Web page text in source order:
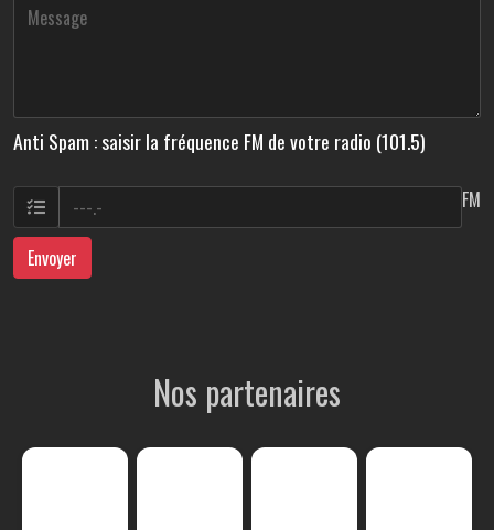
Anti Spam : saisir la fréquence FM de votre radio (101.5)
FM
Envoyer
Nos partenaires